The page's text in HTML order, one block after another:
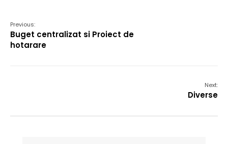
Previous:
Buget centralizat si Proiect de
hotarare
Next:
Diverse